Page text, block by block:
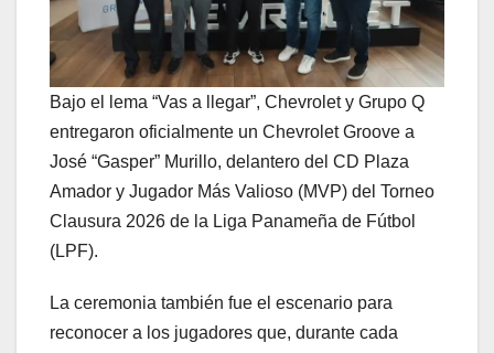
Bajo el lema “Vas a llegar”, Chevrolet y Grupo Q
entregaron oficialmente un Chevrolet Groove a
José “Gasper” Murillo, delantero del CD Plaza
Amador y Jugador Más Valioso (MVP) del Torneo
Clausura 2026 de la Liga Panameña de Fútbol
(LPF).
La ceremonia también fue el escenario para
reconocer a los jugadores que, durante cada